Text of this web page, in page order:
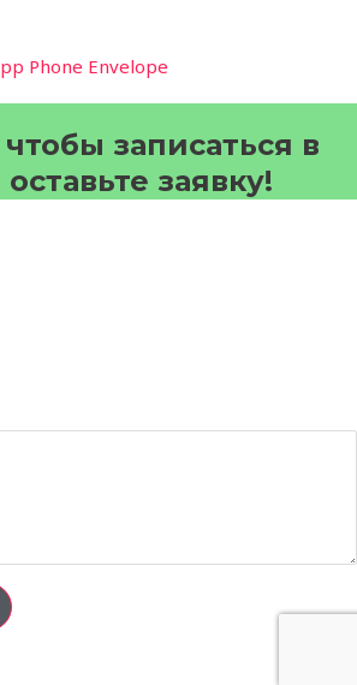
Phone Envelope
записаться в
заявку!